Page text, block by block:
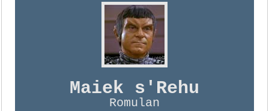
Maiek s'Rehu
Romulan